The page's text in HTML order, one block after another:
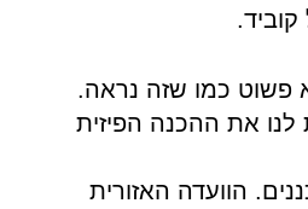
פשוט כמו שזה נראה.
את ההכנה הפיזית
הוועדה האזורית